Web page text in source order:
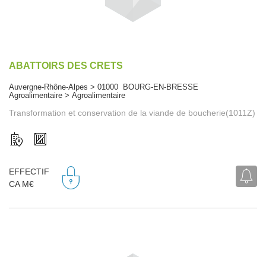
ABATTOIRS DES CRETS
Auvergne-Rhône-Alpes > 01000 BOURG-EN-BRESSE
Agroalimentaire > Agroalimentaire
Transformation et conservation de la viande de boucherie(1011Z)
EFFECTIF
CA M€